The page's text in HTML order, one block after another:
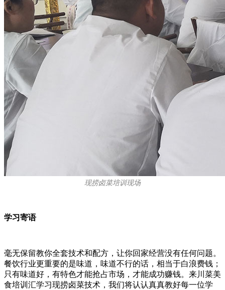
现捞卤菜培训现场
学习寄语
毫无保留教你全套技术和配方，让你回家经营没有任何问题。
餐饮行业更重要的是味道，味道不行的话，相当于白浪费钱；
只有味道好，有特色才能抢占市场，才能成功赚钱。来川菜美
食培训汇学习现捞卤菜技术，我们将认认真真教好每一位学